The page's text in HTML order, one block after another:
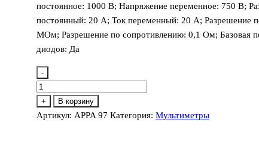
постоянное: 1000 В; Напряжение переменное: 750 В;
постоянный: 20 А; Ток переменный: 20 А; Разрешение
МОм; Разрешение по сопротивлению: 0,1 Ом; Базовая
диодов: Да
-
Количество
товара
APPA
+ В корзину
Артикул: APPA 97 Категория:Мультиметры